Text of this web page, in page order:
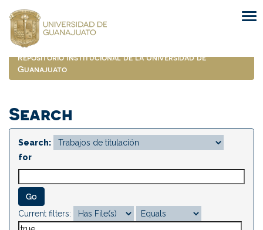
navigation
Repositorio Institucional de la Universidad de
Guanajuato
Search
Search:
for
Current filters: